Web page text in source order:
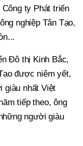
Công ty Phát triển
nghiệp Tân Tạo,
Đô thị Kinh Bắc,
được niêm yết,
giàu nhất Việt
tiếp theo, ông
người giàu